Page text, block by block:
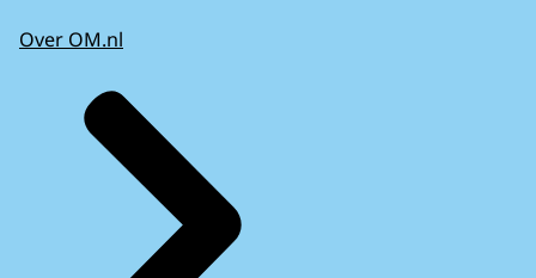
Over OM.nl